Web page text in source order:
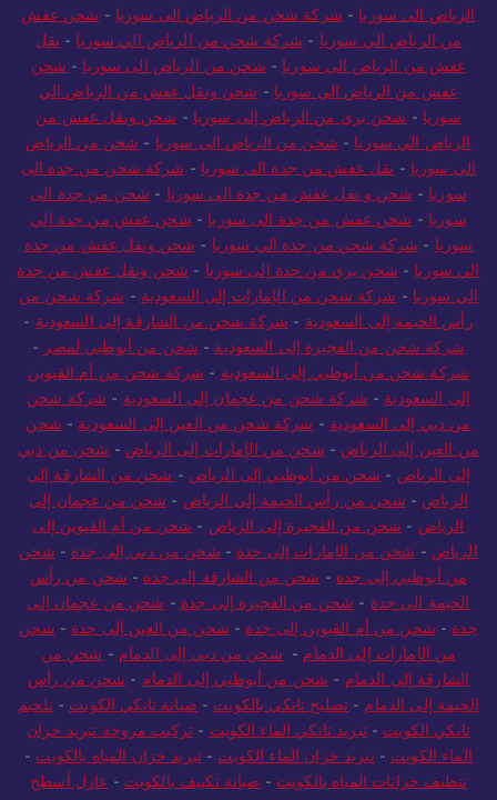
الرياض الى سوريا - شركة شحن من الرياض الى سوريا - شحن عفش
من الرياض الي سوريا - شركة شحن من الرياض الي سوريا - نقل
عفش من الرياض الى سوريا - شحن من الرياض الى سوريا - شحن
عفش من الرياض الي سوريا - شحن ونقل عفش من الرياض الي
سوريا - شحن بري من الرياض إلى سوريا - شحن ونقل عفش من
الرياض الي سوريا - شحن من الرياض الى سوريا - شحن من الرياض
الى سوريا - نقل عفش من جدة الى سوريا - شركة شحن من جدة الى
سوريا - شحن و نقل عفش من جدة الى سوريا - شحن من جدة الى
سوريا - شحن عفش من جدة الى سوريا - شحن عفش من جدة الي
سوريا - شركة شحن من جدة الي سوريا - شحن ونقل عفش من جدة
الي سوريا - شحن بري من جدة إلى سوريا - شحن ونقل عفش من جدة
الي سوريا - شركة شحن من الإمارات إلى السعودية - شركة شحن من
رأس الخيمة إلى السعودية - شركة شحن من الشارقة إلى السعودية -
شركة شحن من الفجيرة إلى السعودية - شحن من أبوظبي لمصر -
شركة شحن من أبوظبي إلى السعودية - شركة شحن من أم القيوين
إلى السعودية - شركة شحن من عجمان إلى السعودية - شركة شحن
من دبي إلى السعودية - شركة شحن من العين إلى السعودية - شحن
من العين إلى الرياض - شحن من الإمارات إلى الرياض - شحن من دبي
إلى الرياض - شحن من أبوظبي إلى الرياض - شحن من الشارقة إلى
الرياض - شحن من رأس الخيمة إلى الرياض - شحن من عجمان إلى
الرياض - شحن من الفجيرة إلى الرياض - شحن من أم القيوين إلى
الرياض - شحن من الإمارات إلى جدة - شحن من دبي إلى جدة - شحن
من أبوظبي إلى جدة - شحن من الشارقة إلى جدة - شحن من رأس
الخيمة الى جدة - شحن من الفجيرة إلى جدة - شحن من عجمان إلى
جدة - شحن من أم القيوين إلى جدة - شحن من العين إلى جدة - شحن
من الإمارات إلى الدمام - شحن من دبي إلى الدمام - شحن من
الشارقة إلى الدمام - شحن من أبوظبي إلى الدمام - شحن من رأس
الخيمة إلى الدمام -تصليح تانكي بالكويت - صيانة تانكي الكويت -تلحيم
تانكي الكويت -تبريد تانكي الماء الكويت - تركيب مروحة تبريد خزان
الماء الكويت -تبريد خزان الماء الكويت - تبريد خزان المياه بالكويت -
تنظيف خزانات المياه بالكويت - صيانة تكييف بالكويت - عازل أسطح